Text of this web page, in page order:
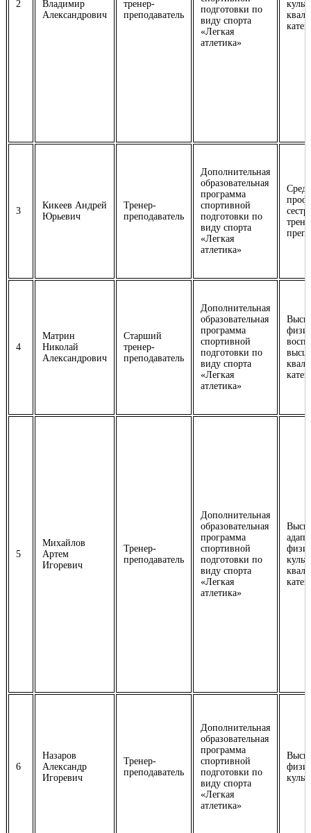
2
Владимир
Александрович
тренер-
преподаватель
подготовки по
виду спорта
«Легкая
атлетика»
3
Кикеев Андрей
Юрьевич
Тренер-
преподаватель
Дополнительная
образовательная
программа
спортивной
подготовки по
виду спорта
«Легкая
атлетика»
4
Матрин
Николай
Александрович
Старший
тренер-
преподаватель
Дополнительная
образовательная
программа
спортивной
подготовки по
виду спорта
«Легкая
атлетика»
5
Михайлов
Артем
Игоревич
Тренер-
преподаватель
Дополнительная
образовательная
программа
спортивной
подготовки по
виду спорта
«Легкая
атлетика»
6
Назаров
Александр
Игоревич
Тренер-
преподаватель
Дополнительная
образовательная
программа
спортивной
подготовки по
виду спорта
«Легкая
атлетика»